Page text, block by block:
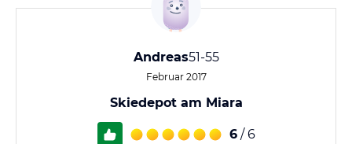
Andreas51-55
Februar 2017
Skiedepot am Miara
6 / 6